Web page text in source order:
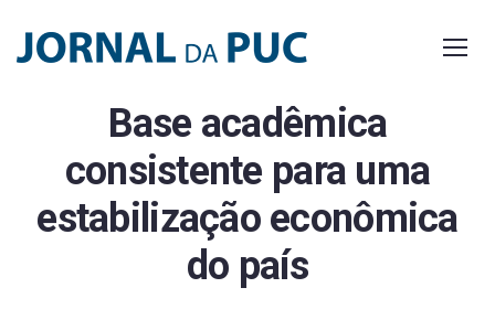
content
Base acadêmica
consistente para uma
estabilização econômica
do país